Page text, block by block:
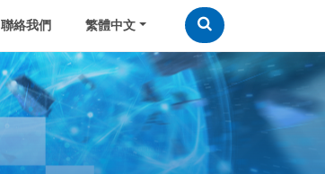
聯絡我們 繁體中文